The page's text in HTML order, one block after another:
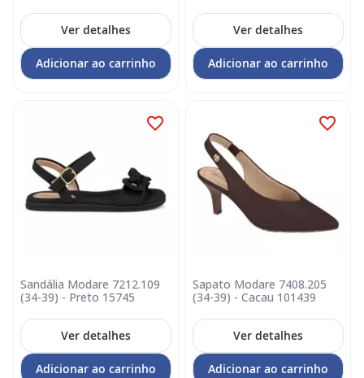
Ver detalhes
Adicionar ao carrinho
Ver detalhes
Adicionar ao carrinho
Sandália Modare 7212.109
(34-39) - Preto 15745
Ver detalhes
Adicionar ao carrinho
Sapato Modare 7408.205
(34-39) - Cacau 101439
Ver detalhes
Adicionar ao carrinho